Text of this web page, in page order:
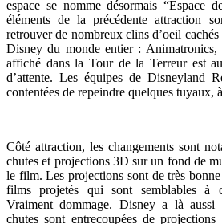
espace se nomme désormais “Espace
éléments de la précédente attraction
retrouver de nombreux clins d’oeil cachés
Disney du monde entier :
affiché dans la Tour de la Terreur est
d’attente. Les équipes de Disneyland
contentées de repeindre quelques tuyaux,
Côté attraction, les changements sont
chutes et projections 3D sur un fond de
le film. Les projections sont de très
films projetés qui sont semblables à
Vraiment dommage. Disney a là aussi
chutes sont entrecoupées de